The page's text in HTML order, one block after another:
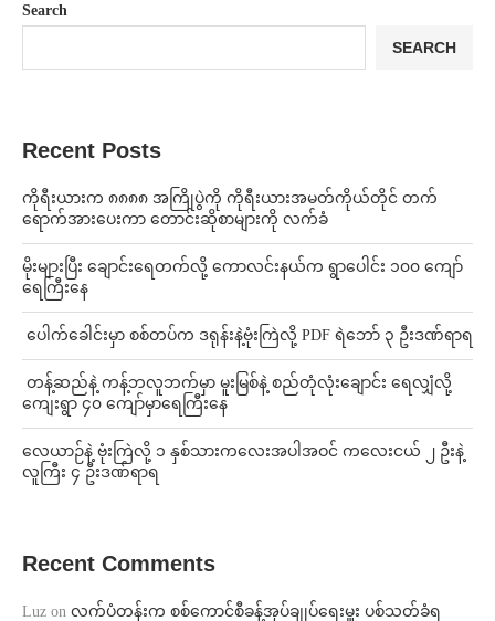
Search
SEARCH
Recent Posts
ကိုရီးယားက ၈၈၈၈ အကြိုပွဲကို ကိုရီးယားအမတ်ကိုယ်တိုင် တက်
ရောက်အားပေးကာ တောင်းဆိုစာများကို လက်ခံ
⁨မိုးများပြီး ချောင်းရေတက်လို့ ကောလင်းနယ်က ရွာပေါင်း ၁၀၀ ကျော်
ရေကြီးနေ
⁩ ⁨ပေါက်ခေါင်းမှာ စစ်တပ်က ဒရုန်းနဲ့ဗုံးကြဲလို့ PDF ရဲဘော် ၃ ဦးဒဏ်ရာရ
⁩ ⁨တန့်ဆည်နဲ့ ကန့်ဘလူဘက်မှာ မူးမြစ်နဲ့ စည်တုံလုံးချောင်း ရေလျှံလို့
ကျေးရွာ ၄၀ ကျော်မှာရေကြီးနေ
⁨လေယာဉ်နဲ့ ဗုံးကြဲလို့ ၁ နှစ်သားကလေးအပါအဝင် ကလေးငယ် ၂ ဦးနဲ့
လူကြီး ၄ ဦးဒဏ်ရာရ
Recent Comments
Luz on လက်ပံတန်းက စစ်ကောင်စီခန့်အုပ်ချုပ်ရေးမှူး ပစ်သတ်ခံရ